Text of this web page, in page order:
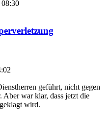
geführt, nicht gegen
Aber war klar, dass jetzt die
wird.